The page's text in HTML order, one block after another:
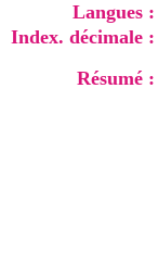
Langues :
Index. décimale :
Résumé :